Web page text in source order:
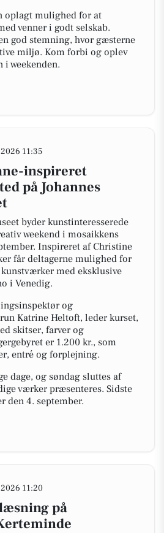
oplagt mulighed for at
venner i godt selskab.
god stemning, hvor gæsterne
miljø. Kom forbi og oplev
weekenden.
11:35
inspireret
på Johannes
byder kunstinteresserede
weekend i mosaikkens
Inspireret af Christine
får deltagerne mulighed for
kunstværker med eksklusive
i Venedig.
og
Katrine Heltoft, leder kurset,
skitser, farver og
er 1.200 kr., som
entré og forplejning.
dage, og søndag sluttes af
værker præsenteres. Sidste
4. september.
11:20
på